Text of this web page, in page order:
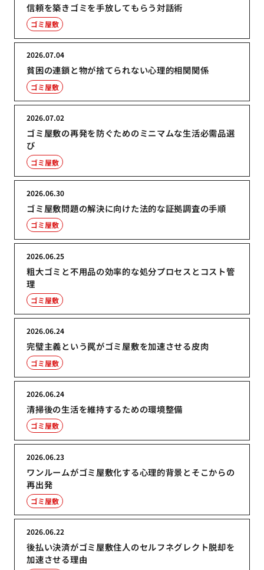
信頼を築きゴミを手放してもらう対話術
ゴミ屋敷
貧困の連鎖と物が捨てられない心理的相関関係
2026.07.04
ゴミ屋敷
ゴミ屋敷の再発を防ぐためのミニマムな生活必需品選
び
2026.07.02
ゴミ屋敷
ゴミ屋敷問題の解決に向けた法的な証拠調査の手順
2026.06.30
ゴミ屋敷
粗大ゴミと不用品の効率的な処分プロセスとコスト管
理
2026.06.25
ゴミ屋敷
完璧主義という罠がゴミ屋敷を加速させる皮肉
2026.06.24
ゴミ屋敷
清掃後の生活を維持するための環境整備
2026.06.24
ゴミ屋敷
ワンルームがゴミ屋敷化する心理的背景とそこからの
再出発
2026.06.23
ゴミ屋敷
後払い決済がゴミ屋敷住人のセルフネグレクト脱却を
加速させる理由
2026.06.22